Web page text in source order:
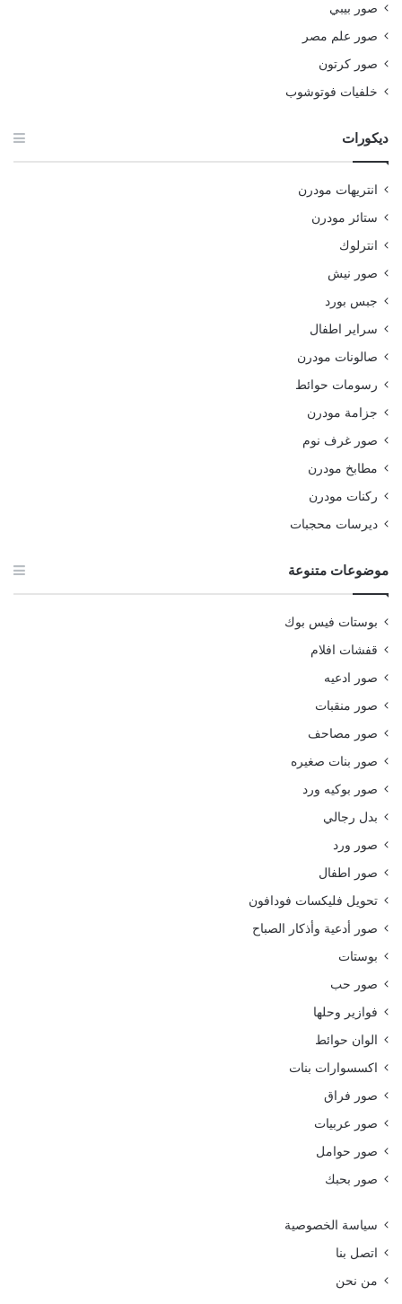
صور بيبي
صور علم مصر
صور كرتون
خلفيات فوتوشوب
ديكورات
انتريهات مودرن
ستائر مودرن
انترلوك
صور نيش
جبس بورد
سراير اطفال
صالونات مودرن
رسومات حوائط
جزامة مودرن
صور غرف نوم
مطابخ مودرن
ركنات مودرن
ديرسات محجبات
موضوعات متنوعة
بوستات فيس بوك
قفشات افلام
صور ادعيه
صور منقبات
صور مصاحف
صور بنات صغيره
صور بوكيه ورد
بدل رجالي
صور ورد
صور اطفال
تحويل فليكسات فودافون
صور أدعية وأذكار الصباح
بوستات
صور حب
فوازير وحلها
الوان حوائط
اكسسوارات بنات
صور فراق
صور عربيات
صور حوامل
صور بحبك
سياسة الخصوصية
اتصل بنا
من نحن